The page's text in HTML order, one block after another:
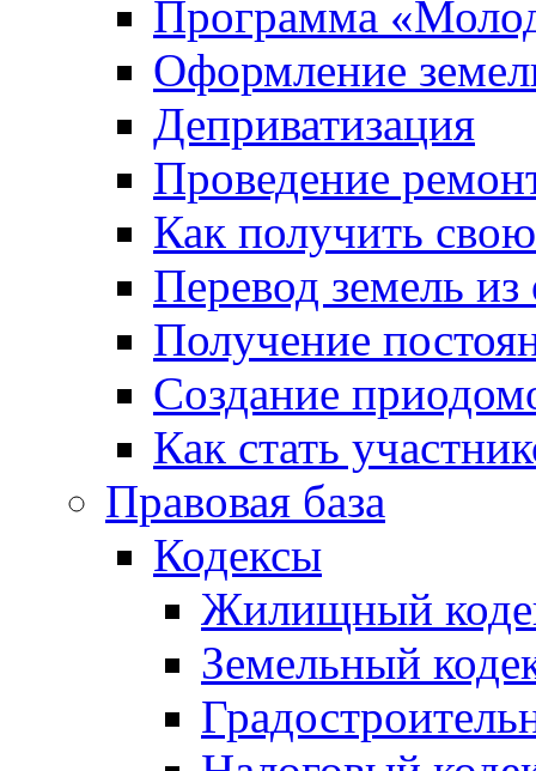
Программа
Оформление
Деприватизация
Проведение
Как получить
Перевод земель
Получение
Создание
Как стать
Правовая база
Кодексы
Жилищный
Земельный